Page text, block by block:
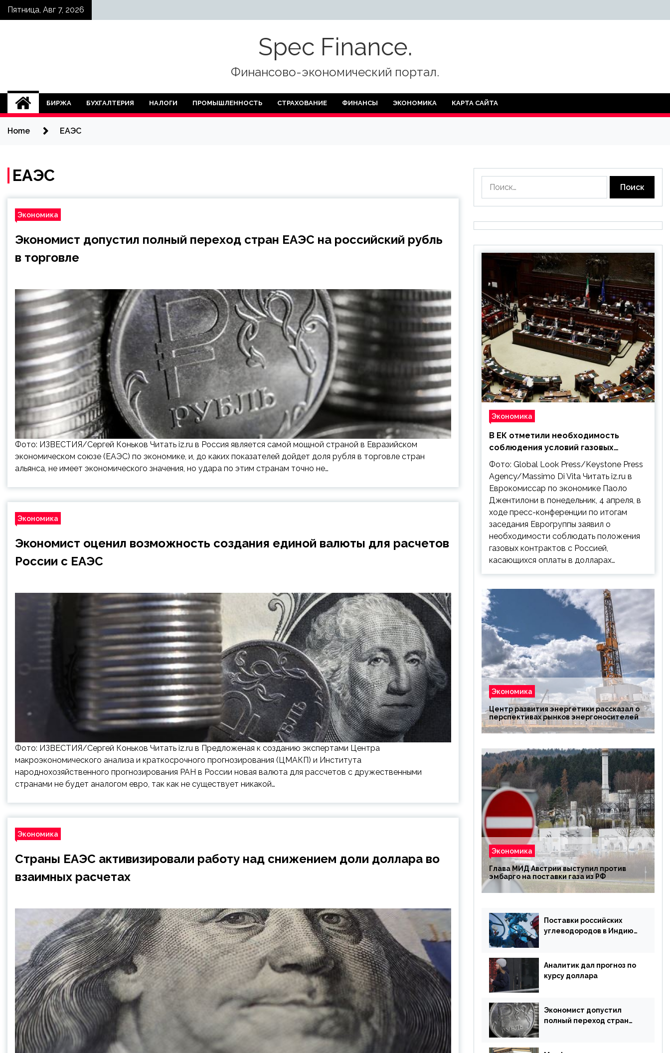
SkipПятница, Авг 7, 2026
Spec Finance.
Финансово-экономический портал.
БИРЖА БУХГАЛТЕРИЯ НАЛОГИ ПРОМЫШЛЕННОСТЬ СТРАХОВАНИЕ ФИНАНСЫ ЭКОНОМИКА КАРТА САЙТА
Home ЕАЭС
ЕАЭС
Экономика
Экономист допустил полный переход стран ЕАЭС на российский рубль
в торговле
Фото: ИЗВЕСТИЯ/Сергей Коньков Читать iz.ru в Россия является самой мощной страной в Евразийском
экономическом союзе (ЕАЭС) по экономике, и, до каких показателей дойдет доля рубля в торговле стран
альянса, не имеет экономического значения, но удара по этим странам точно не…
Экономика
Экономист оценил возможность создания единой валюты для расчетов
России с ЕАЭС
Фото: ИЗВЕСТИЯ/Сергей Коньков Читать iz.ru в Предложеная к созданию экспертами Центра
макроэкономического анализа и краткосрочного прогнозирования (ЦМАКП) и Института
народнохозяйственного прогнозирования РАН в России новая валюта для рассчетов с дружественными
странами не будет аналогом евро, так как не существует никакой…
Экономика
Страны ЕАЭС активизировали работу над снижением доли доллара во
взаимных расчетах
Экономика
В ЕК отметили необходимость
соблюдения условий газовых
контрактов с РФ
Фото: Global Look Press/Keystone Press
Agency/Massimo Di Vita Читать iz.ru в
Еврокомиссар по экономике Паоло
Джентилони в понедельник, 4 апреля, в
ходе пресс-конференции по итогам
заседания Еврогруппы заявил о
необходимости соблюдать положения
газовых контрактов с Россией,
касающихся оплаты в долларах…
Экономика
Центр развития энергетики рассказал о
перспективах рынков энергоносителей
Экономика
Глава МИД Австрии выступил против
эмбарго на поставки газа из РФ
Поставки российских
углеводородов в Индию
Аналитик дал прогноз по
курсу доллара
Экономист допустил
полный переход стран